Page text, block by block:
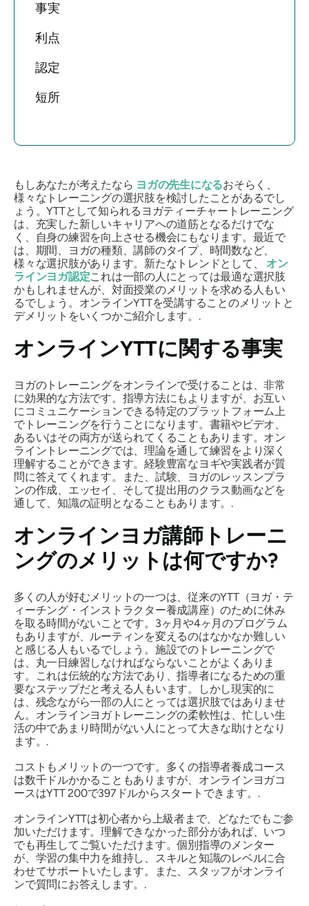
事実
利点
認定
短所
もしあなたが考えたなら ヨガの先生になるおそらく、
様々なトレーニングの選択肢を検討したことがあるでし
ょう。YTTとして知られるヨガティーチャートレーニング
は、充実した新しいキャリアへの道筋となるだけでな
く、自身の練習を向上させる機会にもなります。最近で
は、期間、ヨガの種類、講師のタイプ、時間数など、
様々な選択肢があります。新たなトレンドとして、 オン
ラインヨガ認定これは一部の人にとっては最適な選択肢
かもしれませんが、対面授業のメリットを求める人もい
るでしょう。オンラインYTTを受講することのメリットと
デメリットをいくつかご紹介します。.
オンラインYTTに関する事実
ヨガのトレーニングをオンラインで受けることは、非常
に効果的な方法です。指導方法にもよりますが、お互い
にコミュニケーションできる特定のプラットフォーム上
でトレーニングを行うことになります。書籍やビデオ、
あるいはその両方が送られてくることもあります。オン
ライントレーニングでは、理論を通して練習をより深く
理解することができます。経験豊富なヨギや実践者が質
問に答えてくれます。また、試験、ヨガのレッスンプラ
ンの作成、エッセイ、そして提出用のクラス動画などを
通して、知識の証明となることもあります。.
オンラインヨガ講師トレーニ
ングのメリットは何ですか?
多くの人が好むメリットの一つは、従来のYTT（ヨガ・テ
ィーチング・インストラクター養成講座）のために休み
を取る時間がないことです。3ヶ月や4ヶ月のプログラム
もありますが、ルーティンを変えるのはなかなか難しい
と感じる人もいるでしょう。施設でのトレーニングで
は、丸一日練習しなければならないことがよくありま
す。これは伝統的な方法であり、指導者になるための重
要なステップだと考える人もいます。しかし現実的に
は、残念ながら一部の人にとっては選択肢ではありませ
ん。オンラインヨガトレーニングの柔軟性は、忙しい生
活の中であまり時間がない人にとって大きな助けとなり
ます。.
コストもメリットの一つです。多くの指導者養成コース
は数千ドルかかることもありますが、オンラインヨガコ
ースはYTT 200で397ドルからスタートできます。.
オンラインYTTは初心者から上級者まで、どなたでもご参
加いただけます。理解できなかった部分があれば、いつ
でも再生してご覧いただけます。個別指導のメンター
が、学習の集中力を維持し、スキルと知識のレベルに合
わせてサポートいたします。また、スタッフがオンライ
ンで質問にお答えします。.